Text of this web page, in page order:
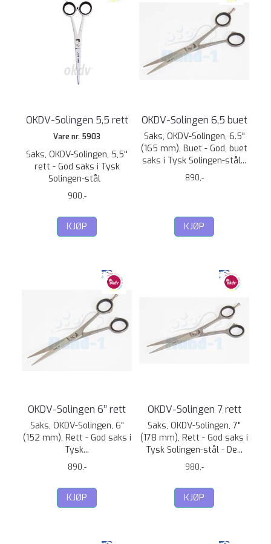
OKDV-Solingen 5,5 rett
Vare nr. 5903
Saks, OKDV-Solingen, 5,5''
rett - God saks i Tysk
Solingen-stål
900,-
KJØP
OKDV-Solingen 6,5 buet
Saks, OKDV-Solingen, 6.5"
(165 mm), Buet - God, buet
saks i Tysk Solingen-stål...
890,-
KJØP
OKDV-Solingen 6’’ rett
Saks, OKDV-Solingen, 6"
(152 mm), Rett - God saks i
Tysk...
890,-
KJØP
OKDV-Solingen 7 rett
Saks, OKDV-Solingen, 7"
(178 mm), Rett - God saks i
Tysk Solingen-stål - De...
980,-
KJØP